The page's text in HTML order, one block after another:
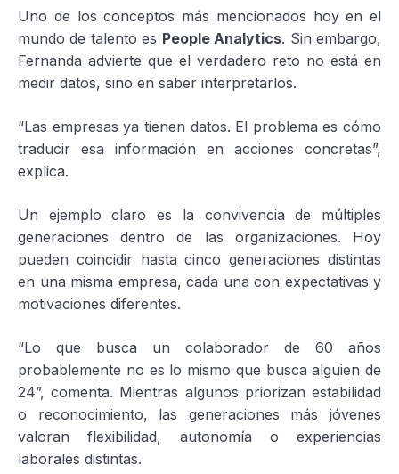
Uno de los conceptos más mencionados hoy en el
mundo de talento es People Analytics. Sin embargo,
Fernanda advierte que el verdadero reto no está en
medir datos, sino en saber interpretarlos.
“Las empresas ya tienen datos. El problema es cómo
traducir esa información en acciones concretas”,
explica.
Un ejemplo claro es la convivencia de múltiples
generaciones dentro de las organizaciones. Hoy
pueden coincidir hasta cinco generaciones distintas
en una misma empresa, cada una con expectativas y
motivaciones diferentes.
“Lo que busca un colaborador de 60 años
probablemente no es lo mismo que busca alguien de
24”, comenta. Mientras algunos priorizan estabilidad
o reconocimiento, las generaciones más jóvenes
valoran flexibilidad, autonomía o experiencias
laborales distintas.